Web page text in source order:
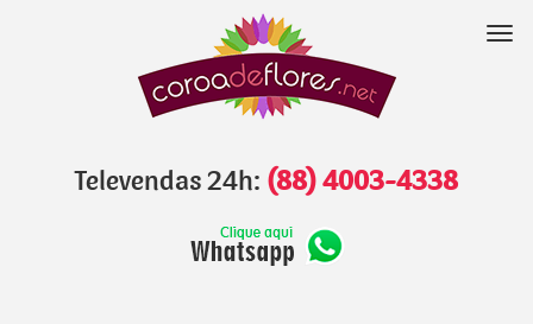
Televendas 24h: (88) 4003-4338